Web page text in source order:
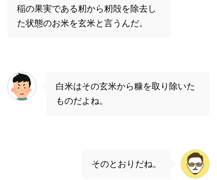
稲の果実である籾から籾殻を除去し
た状態のお米を玄米と言うんだ。
白米はその玄米から糠を取り除いた
ものだよね。
そのとおりだね。